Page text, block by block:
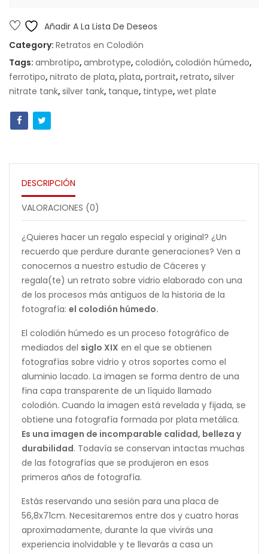
en
Húmedo
(placa
de
56,8x71cm)
Añadir A La Lista De Deseos
Category: Retratos en Colodión
Tags: ambrotipo, ambrotype, colodión, colodión húmedo,
ferrotipo, nitrato de plata, plata, portrait, retrato, silver
nitrate tank, silver tank, tanque, tintype, wet plate
DESCRIPCIÓN
VALORACIONES (0)
¿Quieres hacer un regalo especial y original? ¿Un
recuerdo que perdure durante generaciones? Ven a
conocernos a nuestro estudio de Cáceres y
regala(te) un retrato sobre vidrio elaborado con una
de los procesos más antiguos de la historia de la
fotografía: el colodión húmedo.
El colodión húmedo es un proceso fotográfico de
mediados del siglo XIX en el que se obtienen
fotografías sobre vidrio y otros soportes como el
aluminio lacado. La imagen se forma dentro de una
fina capa transparente de un líquido llamado
colodión. Cuando la imagen está revelada y fijada, se
obtiene una fotografía formada por plata metálica.
Es una imagen de incomparable calidad, belleza y
durabilidad. Todavía se conservan intactas muchas
de las fotografías que se produjeron en esos
primeros años de fotografía.
Estás reservando una sesión para una placa de
56,8x71cm. Necesitaremos entre dos y cuatro horas
aproximadamente, durante la que vivirás una
experiencia inolvidable y te llevarás a casa un